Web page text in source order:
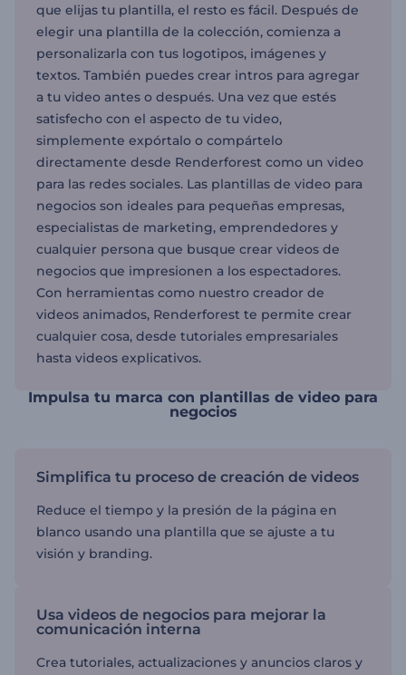
que elijas tu plantilla, el resto es fácil. Después de
elegir una plantilla de la colección, comienza a
personalizarla con tus logotipos, imágenes y
textos. También puedes crear intros para agregar
a tu video antes o después. Una vez que estés
satisfecho con el aspecto de tu video,
simplemente expórtalo o compártelo
directamente desde Renderforest como un video
para las redes sociales. Las plantillas de video para
negocios son ideales para pequeñas empresas,
especialistas de marketing, emprendedores y
cualquier persona que busque crear videos de
negocios que impresionen a los espectadores.
Con herramientas como nuestro creador de
videos animados, Renderforest te permite crear
cualquier cosa, desde tutoriales empresariales
hasta videos explicativos.
Impulsa tu marca con plantillas de video para
negocios
Simplifica tu proceso de creación de videos
Reduce el tiempo y la presión de la página en
blanco usando una plantilla que se ajuste a tu
visión y branding.
Usa videos de negocios para mejorar la
comunicación interna
Crea tutoriales, actualizaciones y anuncios claros y